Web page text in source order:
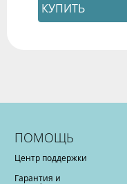
КУПИТЬ
ПОМОЩЬ
Центр поддержки
Гарантия и